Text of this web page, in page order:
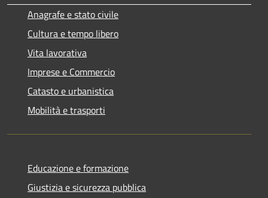
Anagrafe e stato civile
Cultura e tempo libero
Vita lavorativa
Imprese e Commercio
Catasto e urbanistica
Mobilità e trasporti
Educazione e formazione
Giustizia e sicurezza pubblica